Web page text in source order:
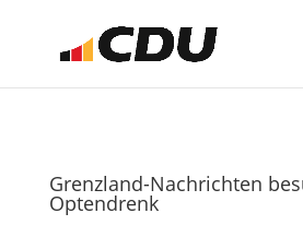
Grenzland-Nachrichten
Optendrenk